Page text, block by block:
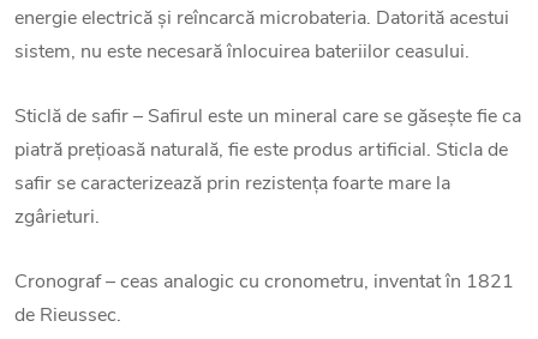
energie electrică și reîncarcă microbateria. Datorită acestui
sistem, nu este necesară înlocuirea bateriilor ceasului.
Sticlă de safir – Safirul este un mineral care se găsește fie ca
piatră prețioasă naturală, fie este produs artificial. Sticla de
safir se caracterizează prin rezistența foarte mare la
zgârieturi.
Cronograf – ceas analogic cu cronometru, inventat în 1821
de Rieussec.